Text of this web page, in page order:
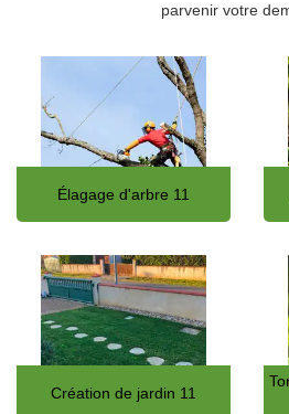
parvenir votre
Élagage d'arbre 11
Création de jardin 11